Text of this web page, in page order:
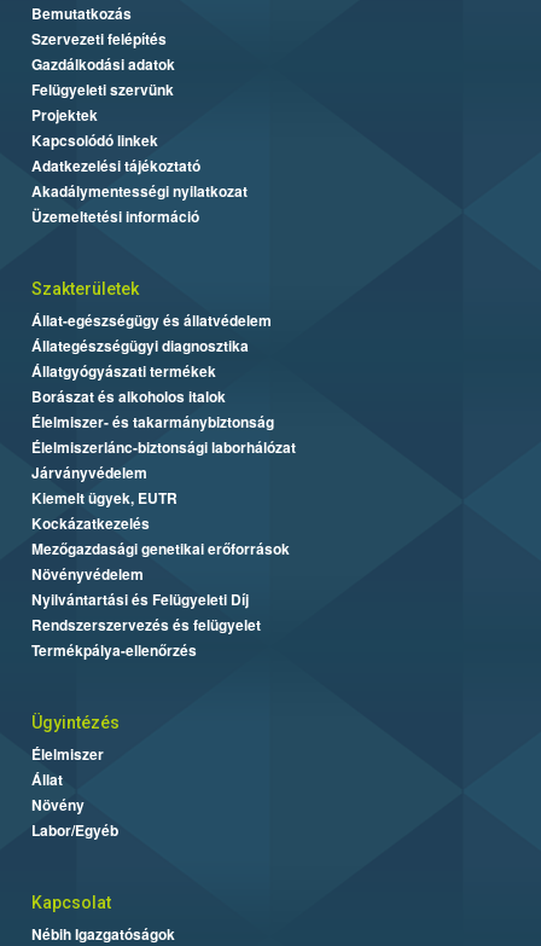
Bemutatkozás
Szervezeti felépítés
Gazdálkodási adatok
Felügyeleti szervünk
Projektek
Kapcsolódó linkek
Adatkezelési tájékoztató
Akadálymentességi nyilatkozat
Üzemeltetési információ
Szakterületek
Állat-egészségügy és állatvédelem
Állategészségügyi diagnosztika
Állatgyógyászati termékek
Borászat és alkoholos italok
Élelmiszer- és takarmánybiztonság
Élelmiszerlánc-biztonsági laborhálózat
Járványvédelem
Kiemelt ügyek, EUTR
Kockázatkezelés
Mezőgazdasági genetikai erőforrások
Növényvédelem
Nyilvántartási és Felügyeleti Díj
Rendszerszervezés és felügyelet
Termékpálya-ellenőrzés
Ügyintézés
Élelmiszer
Állat
Növény
Labor/Egyéb
Kapcsolat
Nébih Igazgatóságok